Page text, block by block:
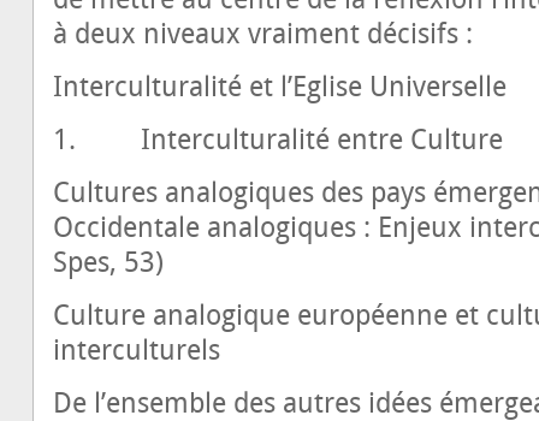
à deux niveaux vraiment décisifs :
Interculturalité et l’Eglise Universelle
1. Interculturalité entre Culture
Cultures analogiques des pays
Occidentale analogiques : Enjeux
Spes, 53)
Culture analogique européenne et
interculturels
De l’ensemble des autres idées